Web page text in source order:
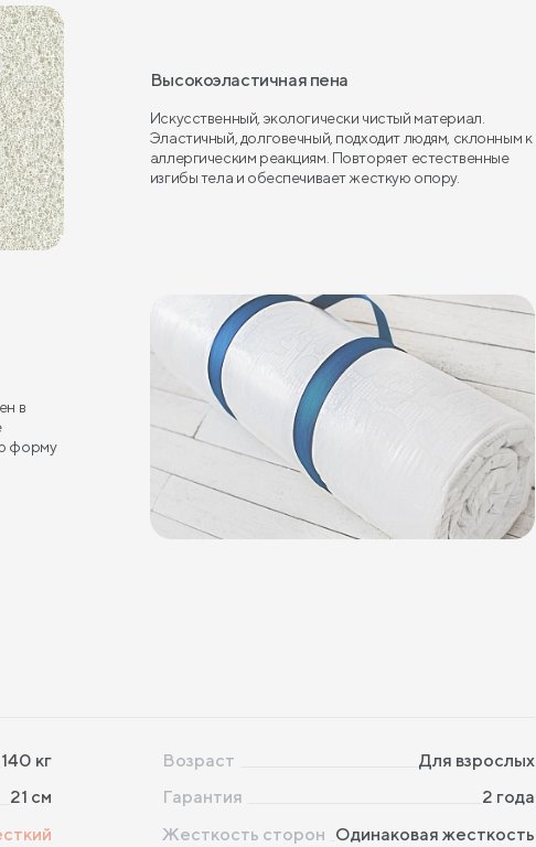
Высокоэластичная пена
Искусственный, экологически чистый материал.
Эластичный, долговечный, подходит людям, склонным к
аллергическим реакциям. Повторяет естественные
изгибы тела и обеспечивает жесткую опору.
в
форму
140 кг Возраст
Для взрослых
21 см Гарантия
2 года
Жесткость сторон Одинаковая жесткость